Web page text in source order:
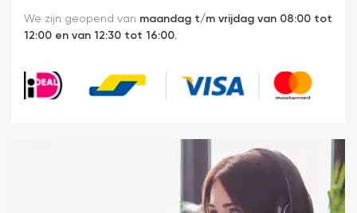
We zijn geopend van maandag t/m vrijdag van 08:00 tot
12:00 en van 12:30 tot 16:00.